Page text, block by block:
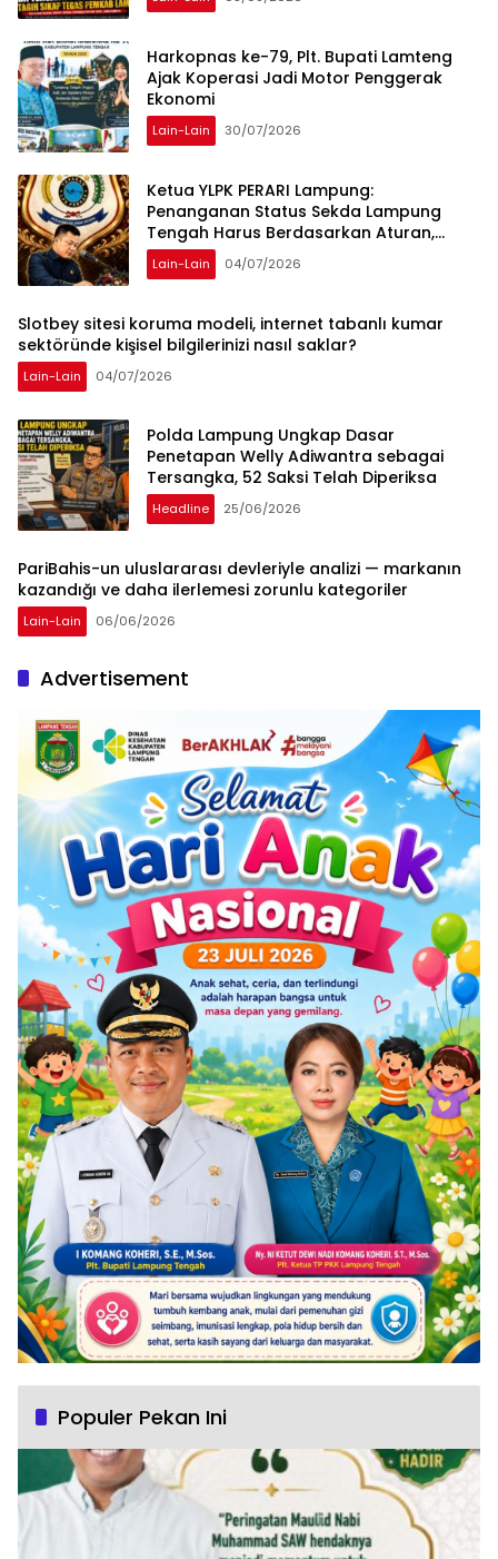
Harkopnas ke-79, Plt. Bupati Lamteng
Ajak Koperasi Jadi Motor Penggerak
Ekonomi
Lain-Lain 30/07/2026
Ketua YLPK PERARI Lampung:
Penanganan Status Sekda Lampung
Tengah Harus Berdasarkan Aturan,
Bukan Tekanan Opini
Lain-Lain 04/07/2026
Slotbey sitesi koruma modeli, internet tabanlı kumar
sektöründe kişisel bilgilerinizi nasıl saklar?
Lain-Lain 04/07/2026
Polda Lampung Ungkap Dasar
Penetapan Welly Adiwantra sebagai
Tersangka, 52 Saksi Telah Diperiksa
Headline 25/06/2026
PariBahis-un uluslararası devleriyle analizi — markanın
kazandığı ve daha ilerlemesi zorunlu kategoriler
Lain-Lain 06/06/2026
Advertisement
Populer Pekan Ini